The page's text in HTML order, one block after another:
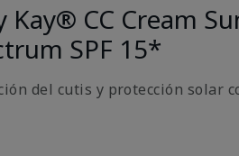
Kay® CC Cream
SPF 15*
del cutis y protección solar